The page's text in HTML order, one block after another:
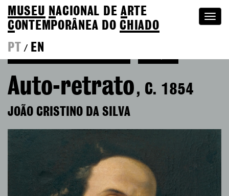
MUSEU NACIONAL DEA RTE
CONTEMPORÂNEA DOCHIADO
PT
/ EN
Auto-retrato , C. 1854
JOÃO CRISTINO DA SILVA